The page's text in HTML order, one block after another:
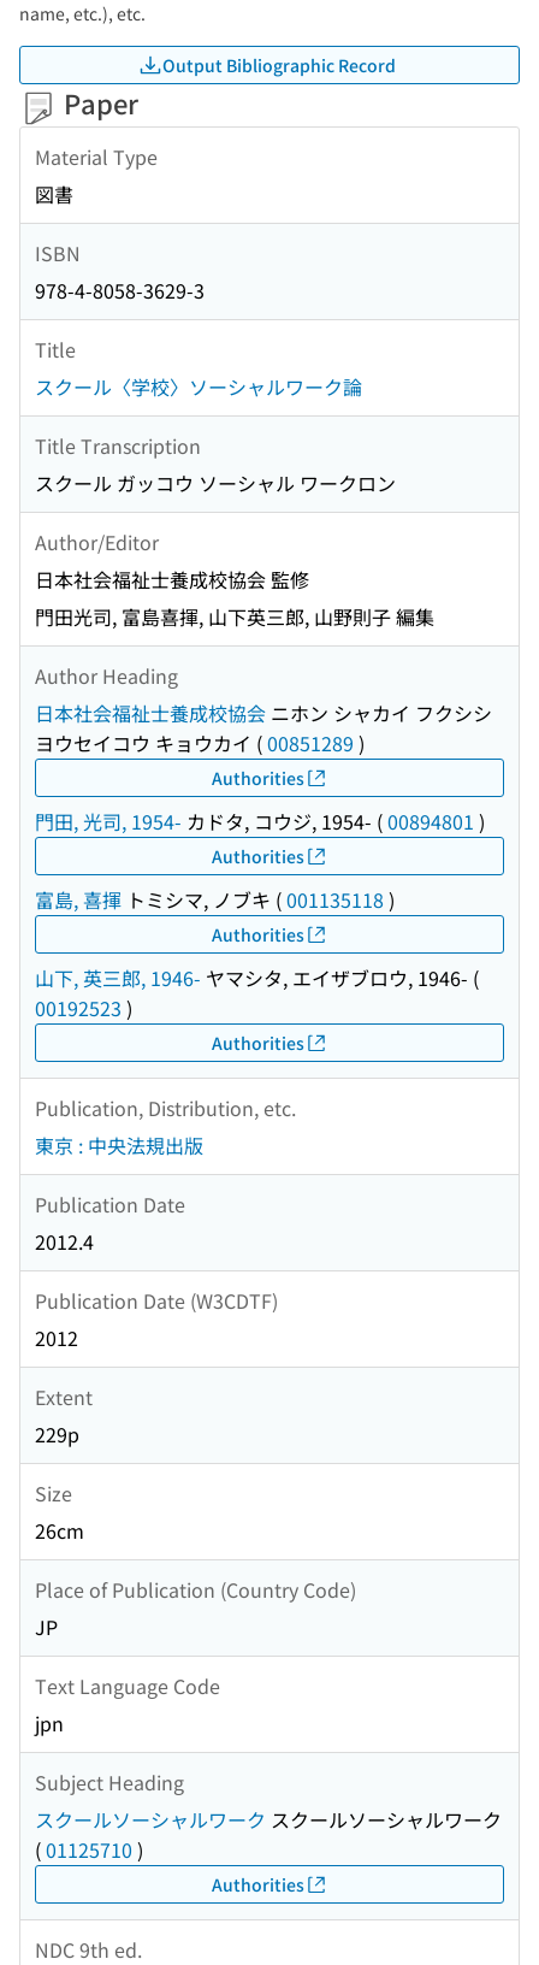
name, etc.), etc.
Output Bibliographic Record
Paper
Material Type
図書
ISBN
978-4-8058-3629-3
Title
スクール〈学校〉ソーシャルワーク論
Title Transcription
スクール ガッコウ ソーシャル ワークロン
Author/Editor
日本社会福祉士養成校協会 監修
門田光司, 富島喜揮, 山下英三郎, 山野則子 編集
Author Heading
日本社会福祉士養成校協会 ニホン シャカイ フクシシ
ヨウセイコウ キョウカイ (00851289 )
Authorities
門田, 光司, 1954- カドタ, コウジ, 1954- (00894801 )
Authorities
富島, 喜揮 トミシマ, ノブキ (001135118 )
Authorities
山下, 英三郎, 1946- ヤマシタ, エイザブロウ, 1946- (
00192523 )
Authorities
Publication, Distribution, etc.
東京 : 中央法規出版
Publication Date
2012.4
Publication Date (W3CDTF)
2012
Extent
229p
Size
26cm
Place of Publication (Country Code)
JP
Text Language Code
jpn
Subject Heading
スクールソーシャルワーク スクールソーシャルワーク
(01125710 )
Authorities
NDC 9th ed.